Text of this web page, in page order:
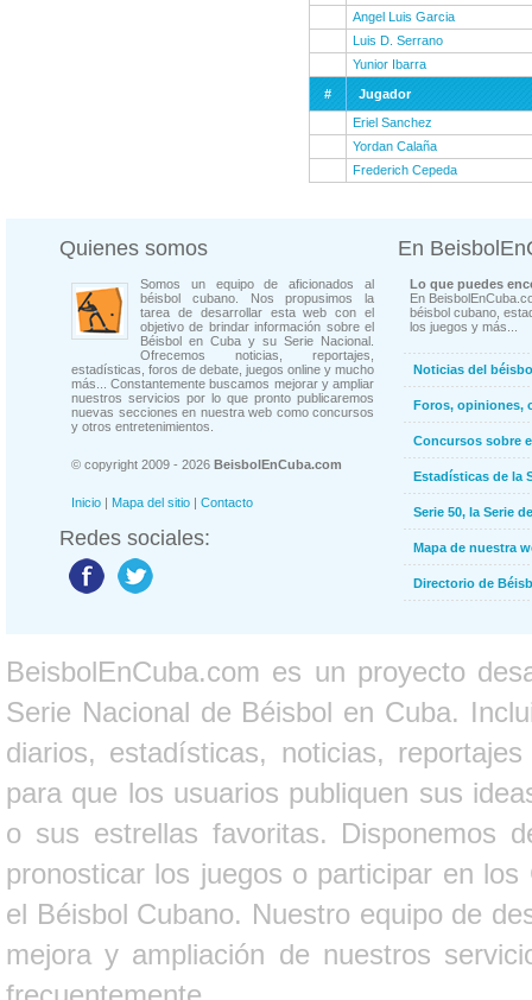
Angel Luis Garcia
Luis D. Serrano
Yunior Ibarra
#
Jugador
Eriel Sanchez
Yordan Calaña
Frederich Cepeda
Quienes somos
Somos un equipo de aficionados al
béisbol cubano. Nos propusimos la
tarea de desarrollar esta web con el
objetivo de brindar información sobre el
Béisbol en Cuba y su Serie Nacional.
Ofrecemos noticias, reportajes,
estadísticas, foros de debate, juegos online y mucho
más... Constantemente buscamos mejorar y ampliar
nuestros servicios por lo que pronto publicaremos
nuevas secciones en nuestra web como concursos
y otros entretenimientos.
© copyright 2009 - 2026 BeisbolEnCuba.com
Inicio | Mapa del sitio | Contacto
Redes sociales:
En
Lo que puedes
En
béisbol cubano,
los juegos y más...
Noticias del
Foros, opiniones,
Concursos sobre
Estadísticas de la
Serie 50, la Serie
Mapa de nuestra
Directorio de
BeisbolEnCuba.com es un proyecto
Serie Nacional de Béisbol en Cuba.
diarios, estadísticas, noticias,
para que los usuarios publiquen sus
o sus estrellas favoritas. Disponemos
pronosticar los juegos o participar en
el Béisbol Cubano. Nuestro equipo de
mejora y ampliación de nuestros